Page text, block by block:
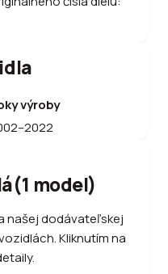
výroby
(1 model)
našej dodávateľskej
Kliknutím na